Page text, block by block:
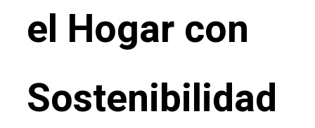
el Hogar con
Sostenibilidad